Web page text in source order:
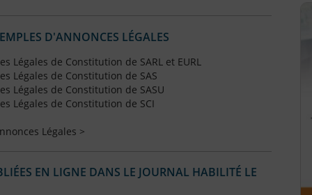
D'ANNONCES LÉGALES
Légales de Constitution de SARL et EURL
Légales de Constitution de SAS
Légales de Constitution de SASU
Légales de Constitution de SCI
Légales >
EN LIGNE DANS LE JOURNAL HABILITÉ LE